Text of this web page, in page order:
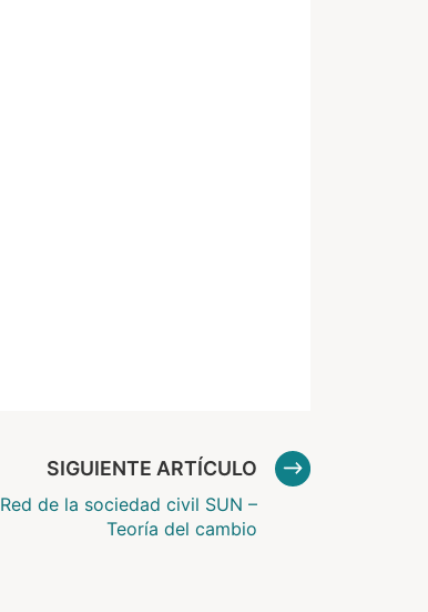
SIGUIENTE ARTÍCULO
Red de la sociedad civil SUN –
Teoría del cambio